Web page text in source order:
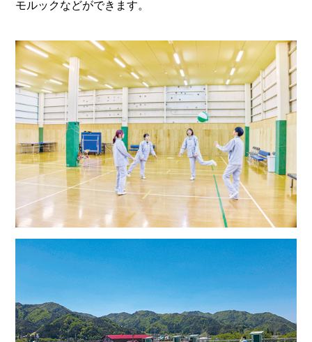
モルックなどができます。